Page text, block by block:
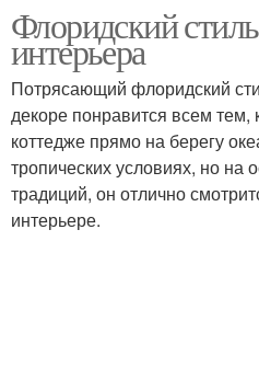
Флоридский
интерьера
Потрясающий флоридский
декоре понравится всем тем,
коттедже прямо на берегу
тропических условиях, но на
традиций, он отлично
интерьере.